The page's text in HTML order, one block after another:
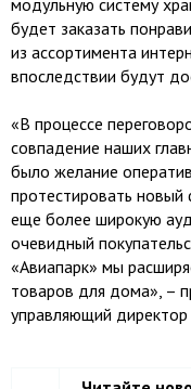
будет заказать
из ассортимента
впоследствии будут
«В процессе
совпадение наших
было желание
протестировать
еще более широкую
очевидный
«Авиапарк» мы
товаров для дома», –
управляющий директор